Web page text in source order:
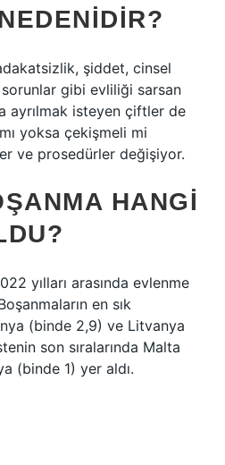
şiddet, cinsel
gibi evliliği sarsan
ayrılmak isteyen çiftler de
yoksa çekişmeli mi
ve prosedürler değişiyor.
HANGI
yılları arasında evlenme
en sık
(binde 2,9) ve Litvanya
son sıralarında Malta
(binde 1) yer aldı.